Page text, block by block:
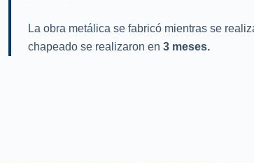
La obra metálica se fabricó mientras se
chapeado se realizaron en 3 meses.